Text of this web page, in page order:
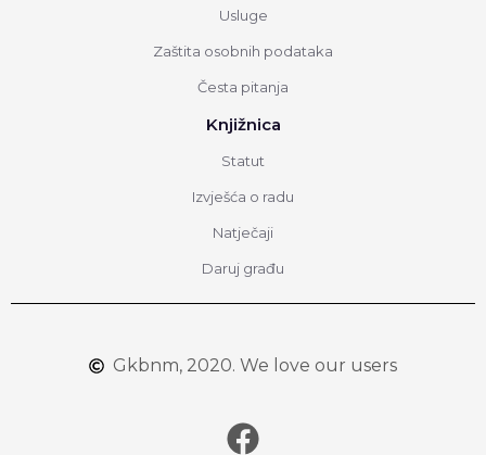
Usluge
Zaštita osobnih podataka
Česta pitanja
Knjižnica
Statut
Izvješća o radu
Natječaji
Daruj građu
Gkbnm, 2020. We love our users